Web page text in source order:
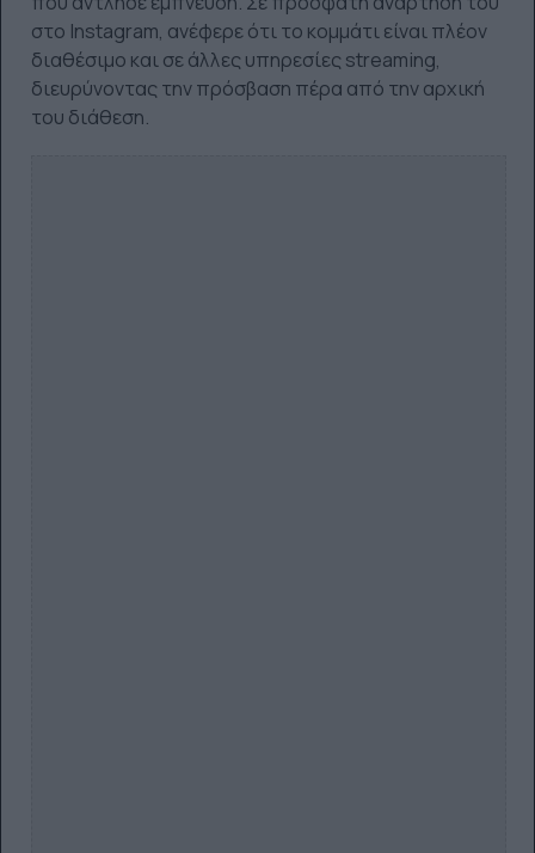
στο Instagram, ανέφερε ότι το κομμάτι είναι πλέον
διαθέσιμο και σε άλλες υπηρεσίες streaming,
διευρύνοντας την πρόσβαση πέρα από την αρχική
του διάθεση.